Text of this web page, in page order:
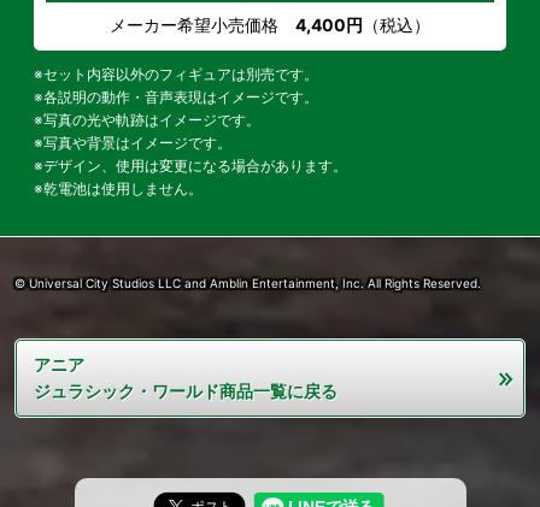
メーカー希望小売価格 4,400円 （税込）
※セット内容以外のフィギュアは別売です。
※各説明の動作・音声表現はイメージです。
※写真の光や軌跡はイメージです。
※写真や背景はイメージです。
※デザイン、使用は変更になる場合があります。
※乾電池は使用しません。
© Universal City Studios LLC and Amblin Entertainment, Inc. All Rights Reserved.
アニア
ジュラシック・ワールド商品一覧に戻る